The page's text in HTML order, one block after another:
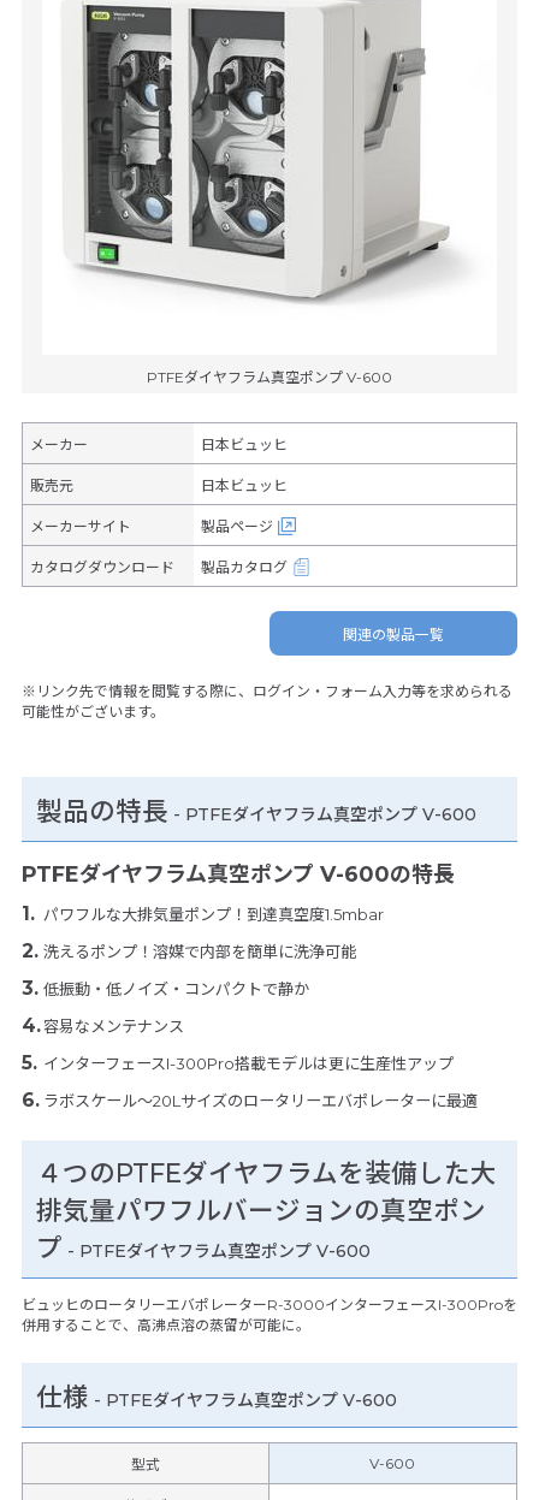
PTFEダイヤフラム真空ポンプ V-600
メーカー 日本ビュッヒ
販売元 日本ビュッヒ
メーカーサイト 製品ページ
カタログダウンロード 製品カタログ
関連の製品一覧
※リンク先で情報を閲覧する際に、ログイン・フォーム入力等を求められる
可能性がございます。
製品の特長 - PTFEダイヤフラム真空ポンプ V-600
PTFEダイヤフラム真空ポンプ V-600の特長
パワフルな大排気量ポンプ！到達真空度1.5mbar
洗えるポンプ！溶媒で内部を簡単に洗浄可能
低振動・低ノイズ・コンパクトで静か
容易なメンテナンス
インターフェースI-300Pro搭載モデルは更に生産性アップ
ラボスケール～20Lサイズのロータリーエバポレーターに最適
４つのPTFEダイヤフラムを装備した大
排気量パワフルバージョンの真空ポン
プ - PTFEダイヤフラム真空ポンプ V-600
ビュッヒのロータリーエバポレーターR-3000インターフェースI-300Proを
併用することで、高沸点溶の蒸留が可能に。
仕様 - PTFEダイヤフラム真空ポンプ V-600
型式 V-600